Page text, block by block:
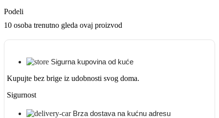
Podeli
10 osoba trenutno gleda ovaj proizvod
Sigurna kupovina od kuće
Kupujte bez brige iz udobnosti svog doma.
Sigurnost
Brza dostava na kućnu adresu